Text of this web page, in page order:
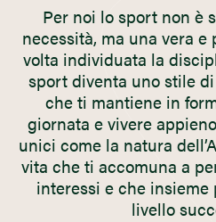
Per noi lo sport non è
necessità, ma una vera
volta individuata la
sport diventa uno stile
che ti mantiene in
giornata e vivere
unici come la natura
vita che ti accomuna a
interessi e che insieme
livello